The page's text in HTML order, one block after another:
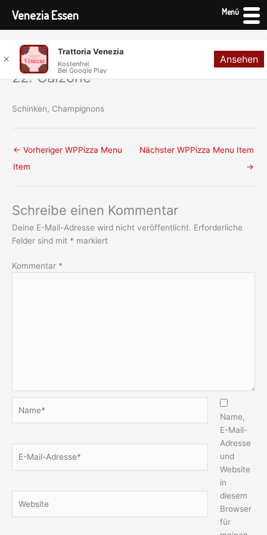
Inhalt
springen
22. Calzone
Schinken, Champignons
← Vorheriger WPPizza Menu
Item
Nächster WPPizza Menu Item
→
Schreibe einen Kommentar
Deine E-Mail-Adresse wird nicht veröffentlicht. Erforderliche
Felder sind mit * markiert
Kommentar *
Mail-
Name,
E-Mail-
Adresse
und
Website
in
diesem
Browser
für
Venezia Essen Menü
✕
Trattoria Venezia
Kostenfrei
Bei Google Play
Ansehen